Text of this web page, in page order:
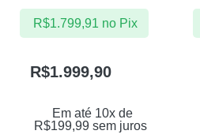
R$1.999,90
Em até 10x de
R$199,99 sem juros
R$1.799,91 no Pix